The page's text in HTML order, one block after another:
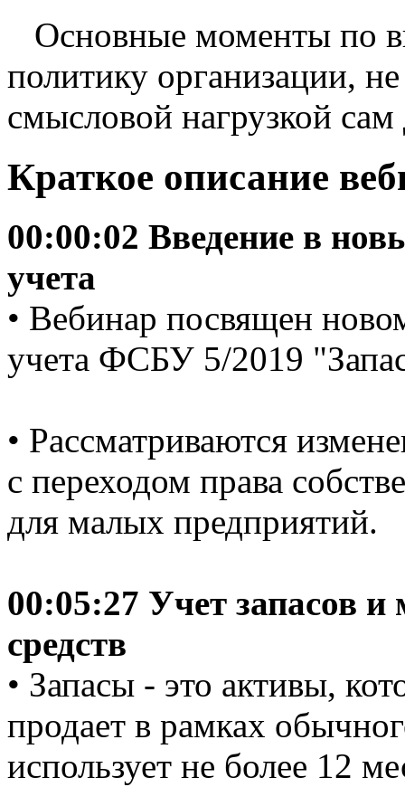
Основные моменты по
политику организации,
смысловой нагрузкой
Краткое описание
00:00:02 Введение в
учета
• Вебинар посвящен
учета ФСБУ 5/2019
• Рассматриваются
с переходом права
для малых предприятий.
00:05:27 Учет запасов
средств
• Запасы - это активы,
продает в рамках
использует не более 12